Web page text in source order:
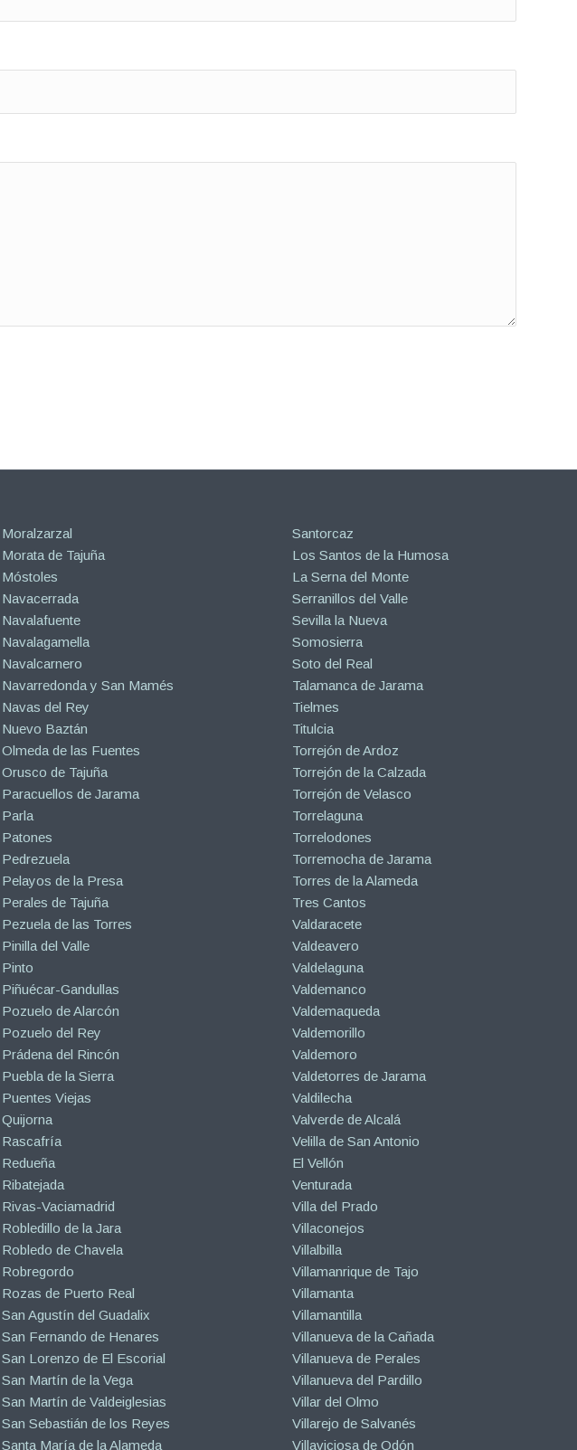
Moralzarzal
Morata de Tajuña
Móstoles
Navacerrada
Navalafuente
Navalagamella
Navalcarnero
Navarredonda y San Mamés
Navas del Rey
Nuevo Baztán
Olmeda de las Fuentes
Orusco de Tajuña
Paracuellos de Jarama
Parla
Patones
Pedrezuela
Pelayos de la Presa
Perales de Tajuña
Pezuela de las Torres
Pinilla del Valle
Pinto
Piñuécar-Gandullas
Pozuelo de Alarcón
Pozuelo del Rey
Prádena del Rincón
Puebla de la Sierra
Puentes Viejas
Quijorna
Rascafría
Redueña
Ribatejada
Rivas-Vaciamadrid
Robledillo de la Jara
Robledo de Chavela
Robregordo
Rozas de Puerto Real
San Agustín del Guadalix
San Fernando de Henares
San Lorenzo de El Escorial
San Martín de la Vega
San Martín de Valdeiglesias
San Sebastián de los Reyes
Santa María de la Alameda
Santorcaz
Los Santos de la Humosa
La Serna del Monte
Serranillos del Valle
Sevilla la Nueva
Somosierra
Soto del Real
Talamanca de Jarama
Tielmes
Titulcia
Torrejón de Ardoz
Torrejón de la Calzada
Torrejón de Velasco
Torrelaguna
Torrelodones
Torremocha de Jarama
Torres de la Alameda
Tres Cantos
Valdaracete
Valdeavero
Valdelaguna
Valdemanco
Valdemaqueda
Valdemorillo
Valdemoro
Valdetorres de Jarama
Valdilecha
Valverde de Alcalá
Velilla de San Antonio
El Vellón
Venturada
Villa del Prado
Villaconejos
Villalbilla
Villamanrique de Tajo
Villamanta
Villamantilla
Villanueva de la Cañada
Villanueva de Perales
Villanueva del Pardillo
Villar del Olmo
Villarejo de Salvanés
Villaviciosa de Odón